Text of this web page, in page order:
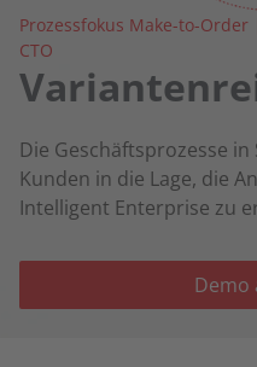
Prozessfokus Make-to-
CTO
Die Geschäftsprozesse in
Kunden in die Lage, die
Intelligent Enterprise zu
Demo